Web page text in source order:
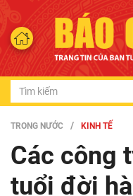
TRONG NƯỚC KINH TẾ
Các công
tuổi đời